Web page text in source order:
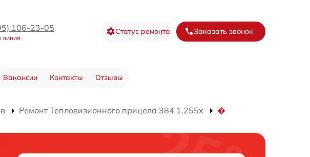
106-23-05
линия
Статус ремонта Заказать звонок
Вакансии Контакты Отзывы
Ремонт Тепловизионного прицела 384 1.255х �